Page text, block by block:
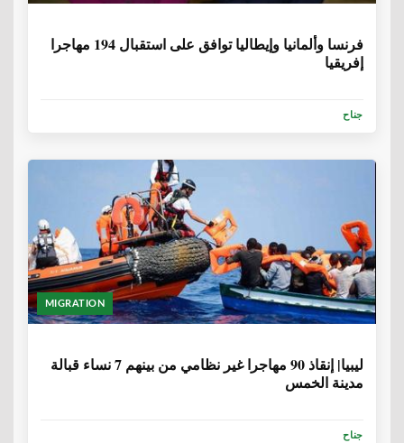
فرنسا وألمانيا وإيطاليا توافق على استقبال 194 مهاجرا
إفريقيا
جناح
MIGRATION
ليبيا| إنقاذ 90 مهاجرا غير نظامي من بينهم 7 نساء قبالة
مدينة الخمس
جناح